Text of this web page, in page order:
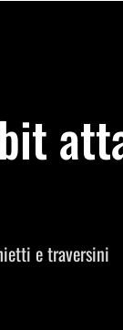
e traversini